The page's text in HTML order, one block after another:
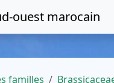
ouest marocain
familles